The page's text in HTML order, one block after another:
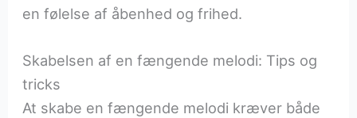
en følelse af åbenhed og frihed.
Skabelsen af en fængende melodi: Tips og
tricks
At skabe en fængende melodi kræver både